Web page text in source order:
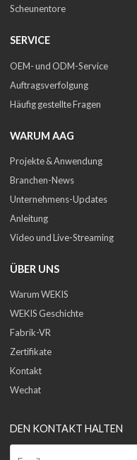
Scheunentore
SERVICE
OEM- und ODM-Service
Auftragsverfolgung
Häufig gestellte Fragen
WARUM AAG
Projekte & Anwendung
Branchen-News
Unternehmens-Updates
Anleitung
Video und Live-Streaming
ÜBER UNS
Warum WEKIS
WEKIS Geschichte
Fabrik-VR
Zertifikate
Kontakt
Wechat
DEN KONTAKT HALTEN